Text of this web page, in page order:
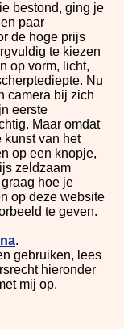
bestond, ging je
paar
de hoge prijs
te kiezen
op vorm, licht,
Nu
camera bij zich
eerste
Maar omdat
kunst van het
op een knopje,
zeldzaam
hoe je
op deze website
te geven.
.
gebruiken, lees
hieronder
mij op.